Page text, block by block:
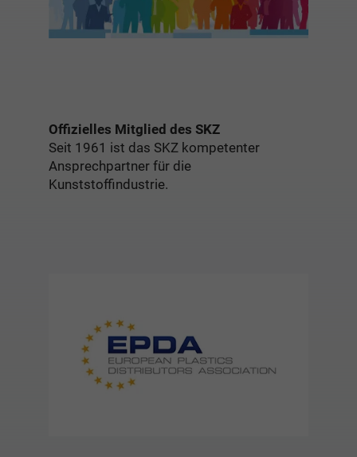
Offizielles Mitglied des SKZ
Seit 1961 ist das SKZ kompetenter
Ansprechpartner für die
Kunststoffindustrie.